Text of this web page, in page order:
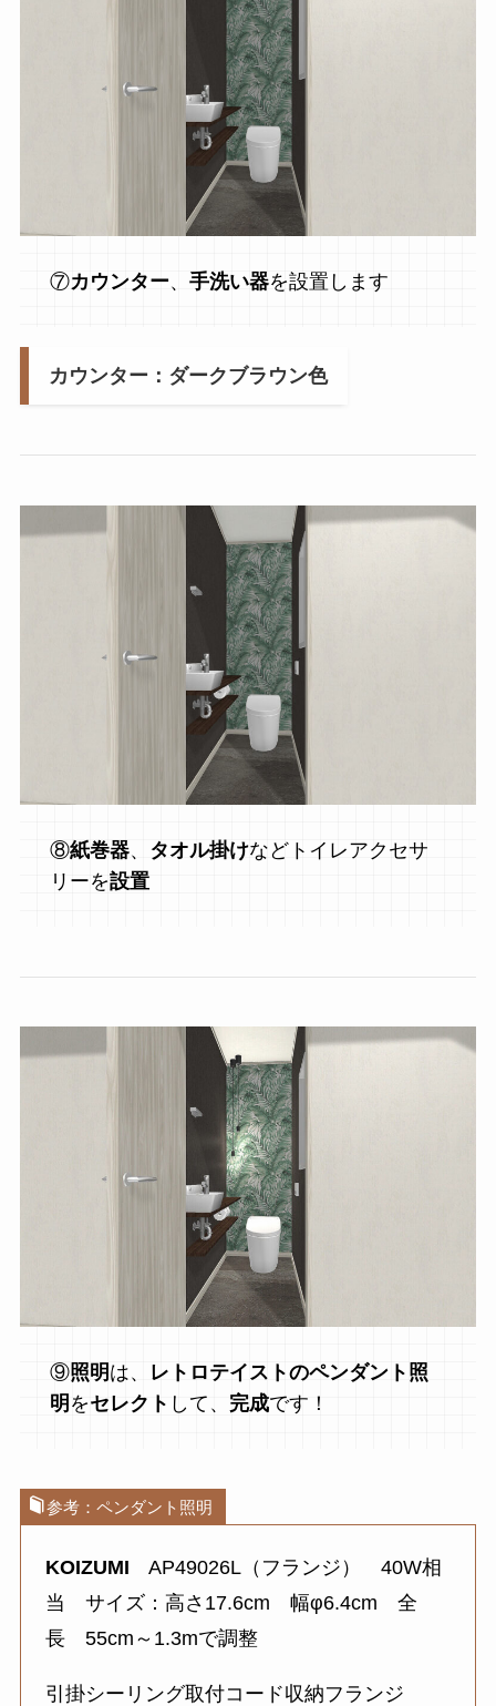
⑦カウンター、 手洗い器を設置します
カウンター：ダークブラウン色
⑧紙巻器、 タオル掛けなどトイレアクセサ
リーを設置
⑨照明 は、
レトロテイストのペンダント照
明 をセレクト して、 完成です！
参考：ペンダント照明
KOIZUMI AP49026L（フランジ） 40W相
当 サイズ：高さ17.6cm 幅φ6.4cm 全
長 55cm～1.3mで調整
引掛シーリング取付コード収納フランジ